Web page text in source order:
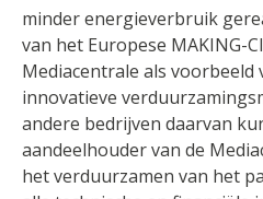
minder energieverbruik
van het Europese MAKING-
Mediacentrale als
innovatieve
andere bedrijven daarvan
aandeelhouder van de
het verduurzamen van het